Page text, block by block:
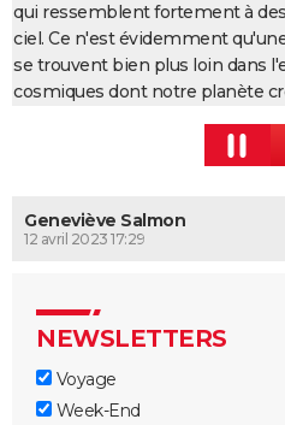
qui ressemblent fortement à
ciel. Ce n'est évidemment
se trouvent bien plus loin dans
cosmiques dont notre planète
Geneviève Salmon
12 avril 2023 17:29
NEWSLETTERS
Voyage
Week-End